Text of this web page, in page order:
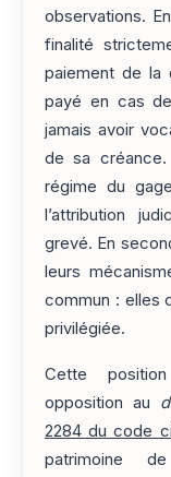
observations.
finalité
paiement de la
payé en cas
jamais avoir
de sa
régime du
l’attribution
grevé. En
leurs
commun : elles
privilégiée.
Cette
opposition au
2284 du code
patrimoine